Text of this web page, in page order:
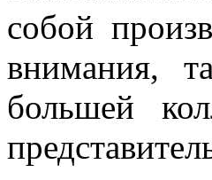
собой
внимания,
большей